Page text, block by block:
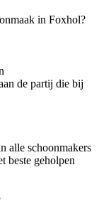
in Foxhol?
de partij die bij
alle schoonmakers
beste geholpen